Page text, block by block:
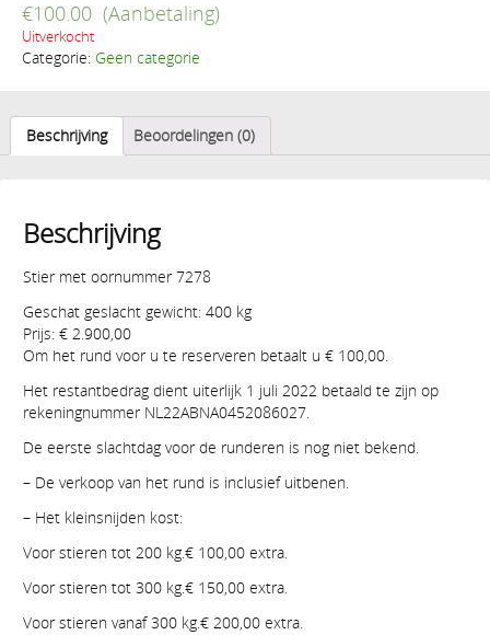
€100.00
Uitverkocht
Categorie: Geen categorie
Beschrijving Beoordelingen (0)
Beschrijving
Stier met oornummer 7278
Geschat geslacht gewicht: 400 kg
Prijs: € 2.900,00
Om het rund voor u te reserveren betaalt u € 100,00.
Het restantbedrag dient uiterlijk 1 juli 2022 betaald te zijn op
rekeningnummer NL22ABNA0452086027.
De eerste slachtdag voor de runderen is nog niet bekend.
– De verkoop van het rund is inclusief uitbenen.
– Het kleinsnijden kost:
Voor stieren tot 200 kg.€ 100,00 extra.
Voor stieren tot 300 kg.€ 150,00 extra.
Voor stieren vanaf 300 kg.€ 200,00 extra.